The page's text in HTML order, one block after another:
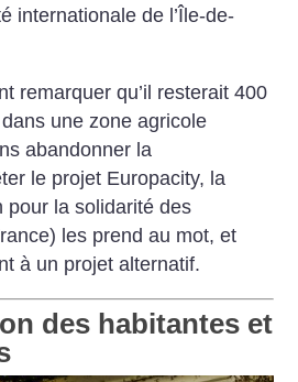
internationale de l’Île-de-
remarquer qu’il resterait 400
une zone agricole
abandonner la
le projet Europacity, la
pour la solidarité des
les prend au mot, et
à un projet alternatif.
des habitantes et